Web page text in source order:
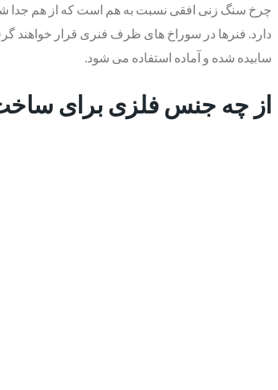
چرخ سنگ زنی افقی نسبت به هم است که از هم جدا
دارد. فنرها در سوراخ های ظرف فنری قرار خواهند
سابیده شده و آماده استفاده می شود.
از چه جنس فلزی برای